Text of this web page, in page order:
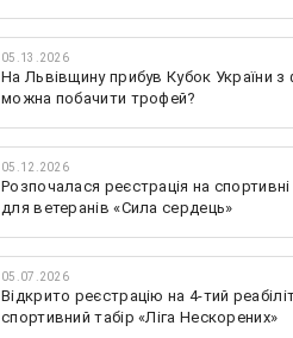
05.13.2026
На Львівщину прибув Кубок України з
можна побачити трофей?
05.12.2026
Розпочалася реєстрація на
для ветеранів «Сила сердець»
05.07.2026
Відкрито реєстрацію на 4-тий
спортивний табір «Ліга Нескорених»